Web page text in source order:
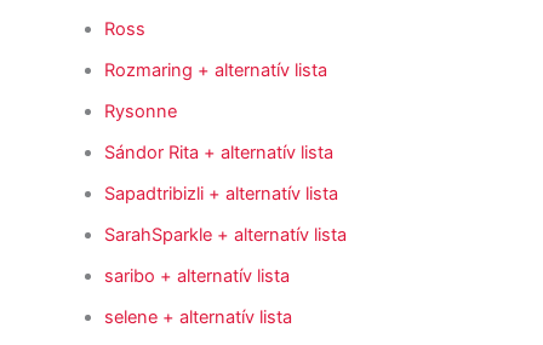
Ross
Rozmaring + alternatív lista
Rysonne
Sándor Rita + alternatív lista
Sapadtribizli + alternatív lista
SarahSparkle + alternatív lista
saribo + alternatív lista
selene + alternatív lista